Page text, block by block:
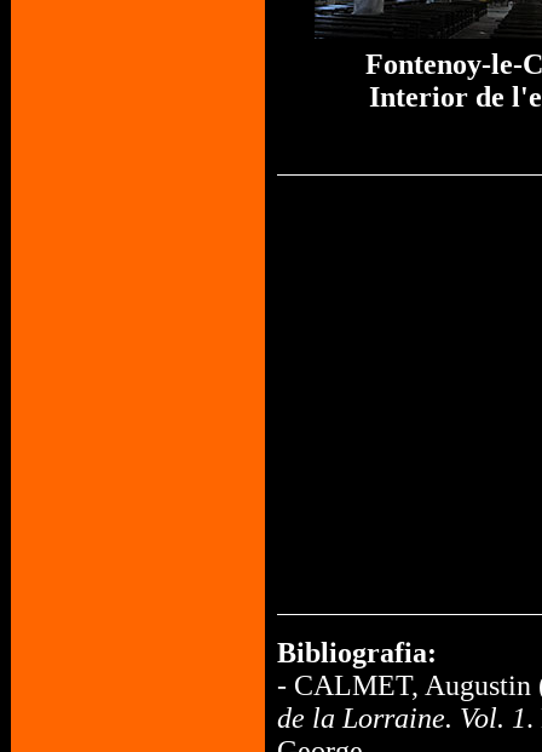
Fontenoy-le-
Interior de
Bibliografia:
- CALMET, Augustin
de la Lorraine. Vol. 1.